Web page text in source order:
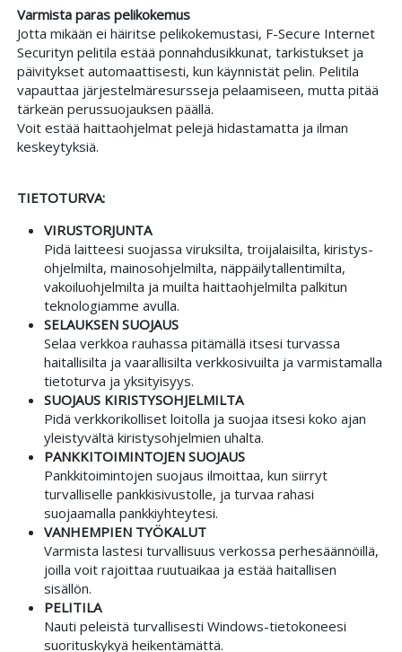
Varmista paras peli­kokemus
Jotta mikään ei häiritse peli­kokemustasi, F-Secure Internet
Securityn peli­tila estää ponnahdus­ikkunat, tarkistukset ja
päivitykset automaattisesti, kun käynnistät pelin. Peli­tila
vapauttaa järjestelmä­resursseja pelaamiseen, mutta pitää
tärkeän perus­suojauksen päällä.
Voit estää haitta­ohjelmat pelejä hidastamatta ja ilman
keskeytyksiä.
TIETOTURVA:
VIRUS­TORJUNTA
Pidä laitteesi suojassa viruksilta, troijalaisilta, kiristys­
ohjelmilta, mainos­ohjelmilta, näppäily­tallentimilta,
vakoilu­ohjelmilta ja muilta haitta­ohjelmilta palkitun
teknologiamme avulla.
SELAUKSEN SUOJAUS
Selaa verkkoa rauhassa pitämällä itsesi turvassa
haitallisilta ja vaarallisilta verkko­sivuilta ja varmistamalla
tieto­turva ja yksityisyys.
SUOJAUS KIRISTYS­OHJELMILTA
Pidä verkko­rikolliset loitolla ja suojaa itsesi koko ajan
yleistyvältä kiristys­ohjelmien uhalta.
PANKKI­TOIMINTOJEN SUOJAUS
Pankki­toimintojen suojaus ilmoittaa, kun siirryt
turvalliselle pankki­sivustolle, ja turvaa rahasi
suojaamalla pankki­yhteytesi.
VANHEMPIEN TYÖ­KALUT
Varmista lastesi turvallisuus verkossa perhe­säännöillä,
joilla voit rajoittaa ruutu­aikaa ja estää haitallisen
sisällön.
PELI­TILA
Nauti peleistä turvallisesti Windows-tieto­koneesi
suoritus­kykyä heikentämättä.